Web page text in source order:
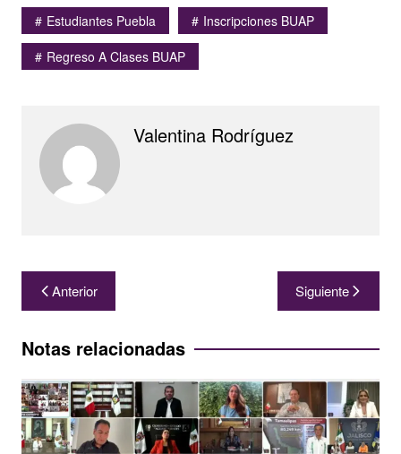
Estudiantes Puebla
Inscripciones BUAP
Regreso A Clases BUAP
Valentina Rodríguez
Navegación
de
entradas
Anterior Siguiente
Notas relacionadas